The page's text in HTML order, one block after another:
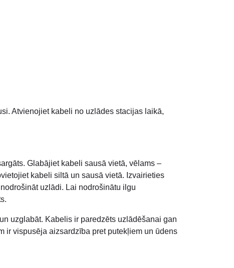
Atvienojiet kabeli no uzlādes stacijas laikā,
Glabājiet kabeli sausā vietā, vēlams –
kabeli siltā un sausā vietā. Izvairieties
uzlādi. Lai nodrošinātu ilgu
uzglabāt. Kabelis ir paredzēts uzlādēšanai gan
ir vispusēja aizsardzība pret putekļiem un ūdens